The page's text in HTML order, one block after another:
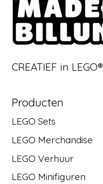
CREATIEF in LEGO®
Producten
LEGO Sets
LEGO Merchandise
LEGO Verhuur
LEGO Minifiguren